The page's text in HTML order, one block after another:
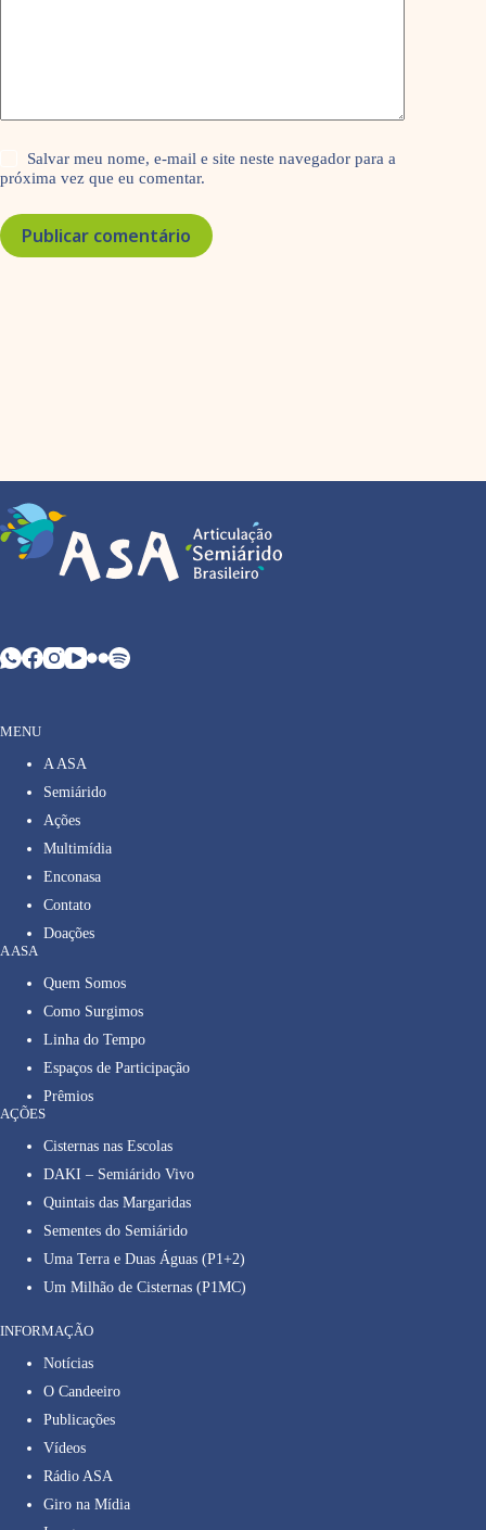
Salvar meu nome, e-mail e site neste navegador para a
próxima vez que eu comentar.
Publicar comentário
MENU
A ASA
Semiárido
Ações
Multimídia
Enconasa
Contato
Doações
A ASA
Quem Somos
Como Surgimos
Linha do Tempo
Espaços de Participação
Prêmios
AÇÕES
Cisternas nas Escolas
DAKI – Semiárido Vivo
Quintais das Margaridas
Sementes do Semiárido
Uma Terra e Duas Águas (P1+2)
Um Milhão de Cisternas (P1MC)
INFORMAÇÃO
Notícias
O Candeeiro
Publicações
Vídeos
Rádio ASA
Giro na Mídia